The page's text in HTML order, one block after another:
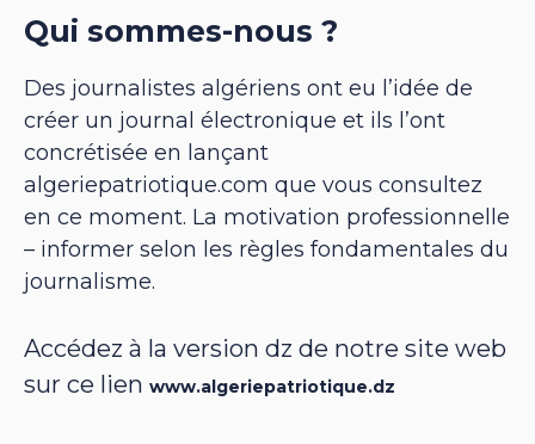
Qui sommes-nous ?
Des journalistes algériens ont eu l’idée de
créer un journal électronique et ils l’ont
concrétisée en lançant
algeriepatriotique.com que vous consultez
en ce moment. La motivation professionnelle
– informer selon les règles fondamentales du
journalisme.
Accédez à la version dz de notre site web
sur ce lien www.algeriepatriotique.dz